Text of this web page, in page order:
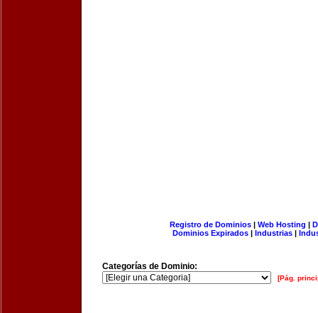
Registro de Dominios| Web Hosting |
Dominios Expirados | Industrias |
Categorías de Dominio:
[Pág.